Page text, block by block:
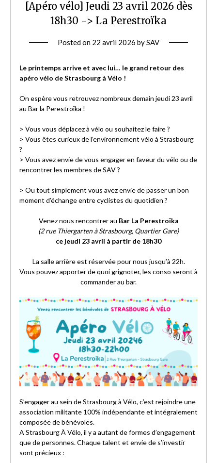
[Apéro vélo] Jeudi 23 avril 2026 dès
18h30 -> La Perestroïka
Posted on 22 avril 2026 bySAV
Le printemps arrive et avec lui… le grand retour des
apéro vélo de Strasbourg à Vélo !
On espère vous retrouvez nombreux demain jeudi 23 avril
au Bar la Perestroïka !
> Vous vous déplacez à vélo ou souhaitez le faire ?
> Vous êtes curieux de l’environnement vélo à Strasbourg
?
> Vous avez envie de vous engager en faveur du vélo ou de
rencontrer les membres de SAV ?
> Ou tout simplement vous avez envie de passer un bon
moment d’échange entre cyclistes du quotidien ?
Venez nous rencontrer au Bar La Perestroïka
(2 rue Thiergarten à Strasbourg, Quartier Gare)
ce jeudi 23 avril à partir de 18h30
La salle arrière est réservée pour nous jusqu’à 22h.
Vous pouvez apporter de quoi grignoter, les conso seront à
commander au bar.
S’engager au sein de Strasbourg à Vélo, c’est rejoindre une
association militante 100% indépendante et intégralement
composée de bénévoles.
A Strasbourg À Vélo, il y a autant de formes d’engagement
que de personnes. Chaque talent et envie de s’investir
sont précieux :